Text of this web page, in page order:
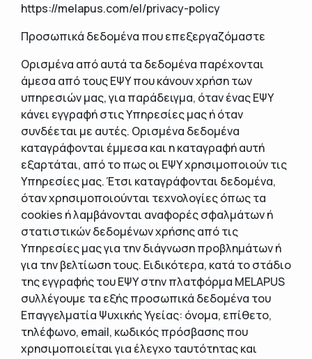
https://melapus.com/el/privacy-policy
Προσωπικά δεδομένα που επεξεργαζόμαστε
Ορισμένα από αυτά τα δεδομένα παρέχονται
άμεσα από τους ΕΨΥ που κάνουν χρήση των
υπηρεσιών μας, για παράδειγμα, όταν ένας ΕΨΥ
κάνει εγγραφή στις Υπηρεσίες μας ή όταν
συνδέεται με αυτές. Ορισμένα δεδομένα
καταγράφονται έμμεσα και η καταγραφή αυτή
εξαρτάται, από το πως οι ΕΨΥ χρησιμοποιούν τις
Υπηρεσίες μας. Έτσι καταγράφονται δεδομένα,
όταν χρησιμοποιούνται τεχνολογίες όπως τα
cookies ή λαμβάνονται αναφορές σφαλμάτων ή
στατιστικών δεδομένων χρήσης από τις
Υπηρεσίες μας για την διάγνωση προβλημάτων ή
για την βελτίωση τους. Ειδικότερα, κατά το στάδιο
της εγγραφής του ΕΨΥ στην πλατφόρμα MELAPUS
συλλέγουμε τα εξής προσωπικά δεδομένα του
Επαγγελματία Ψυχικής Υγείας: όνομα, επίθετο,
τηλέφωνο, email, κωδικός πρόσβασης που
χρησιμοποιείται για έλεγχο ταυτότητας και